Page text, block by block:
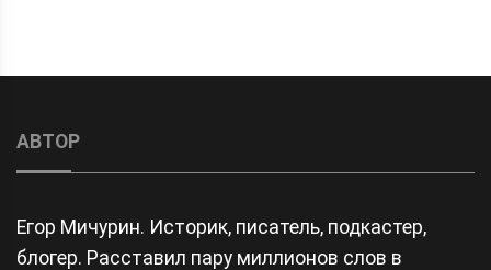
АВТОР
Егор Мичурин. Историк, писатель, подкастер,
блогер. Расставил пару миллионов слов в